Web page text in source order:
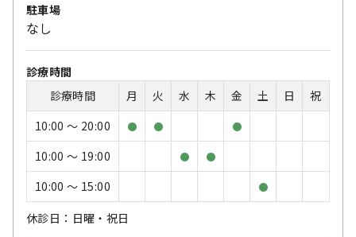
駐車場
なし
診療時間
診療時間
月 火 水 木 金 土 日
祝
10:00 〜 20:00
● ● ●
10:00 〜 19:00 ● ●
10:00 〜 15:00 ●
休診日：日曜・祝日